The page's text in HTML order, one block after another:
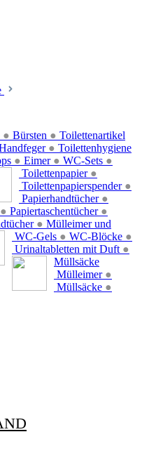
● Bürsten ●
●
● Eimer ● WC-Sets ●
Toilettenartikel
Toilettenpapier ●
Toilettenpapierspender ●
Papierhandtücher ●
● Papiertaschentücher ●
●
Toilettenhygiene
WC-Gels ● WC-Blöcke ●
Urinaltabletten mit Duft ●
Mülleimer und
Müllsäcke
Mülleimer ●
Müllsäcke ●